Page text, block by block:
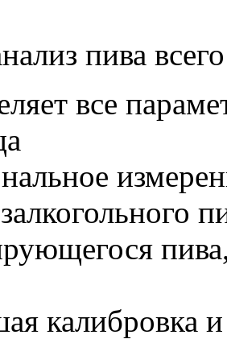
пива
все
калибровка